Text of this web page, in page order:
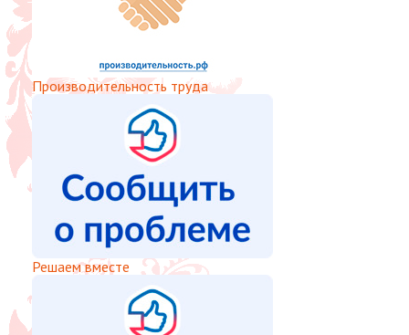
Производительность труда
Решаем вместе